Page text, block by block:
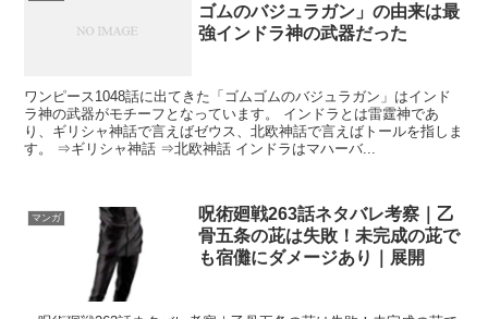
ゴムのバジュラガン」の由来は最
強インドラ神の武器だった
ワンピース1048話に出てきた「ゴムゴムのバジュラガン」はインド
ラ神の武器がモチーフとなっています。 インドラとは雷霆神であ
り、ギリシャ神話で言えばゼウス、北欧神話で言えばトールを指しま
す。 ⇒ギリシャ神話 ⇒北欧神話 インドラはマハーバ...
マンガ
呪術廻戦263話ネタバレ考察｜乙
骨五条の茈は失敗！未完成の茈で
も宿儺にダメージあり｜展開